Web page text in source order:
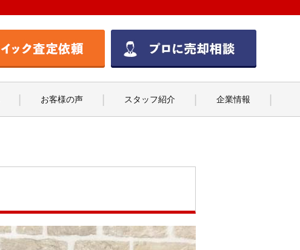
お客様の声 スタッフ紹介 企業情報